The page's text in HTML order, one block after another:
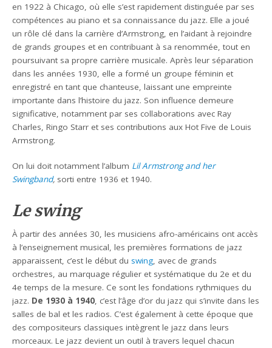
en 1922 à Chicago, où elle s’est rapidement distinguée par ses
compétences au piano et sa connaissance du jazz. Elle a joué
un rôle clé dans la carrière d’Armstrong, en l’aidant à rejoindre
de grands groupes et en contribuant à sa renommée, tout en
poursuivant sa propre carrière musicale. Après leur séparation
dans les années 1930, elle a formé un groupe féminin et
enregistré en tant que chanteuse, laissant une empreinte
importante dans l’histoire du jazz. Son influence demeure
significative, notamment par ses collaborations avec Ray
Charles, Ringo Starr et ses contributions aux Hot Five de Louis
Armstrong.
On lui doit notamment l’album Lil Armstrong and her
Swingband, sorti entre 1936 et 1940.
Le swing
À partir des années 30, les musiciens afro-américains ont accès
à l’enseignement musical, les premières formations de jazz
apparaissent, c’est le début du swing, avec de grands
orchestres, au marquage régulier et systématique du 2e et du
4e temps de la mesure. Ce sont les fondations rythmiques du
jazz. De 1930 à 1940, c’est l’âge d’or du jazz qui s’invite dans les
salles de bal et les radios. C’est également à cette époque que
des compositeurs classiques intègrent le jazz dans leurs
morceaux. Le jazz devient un outil à travers lequel chacun